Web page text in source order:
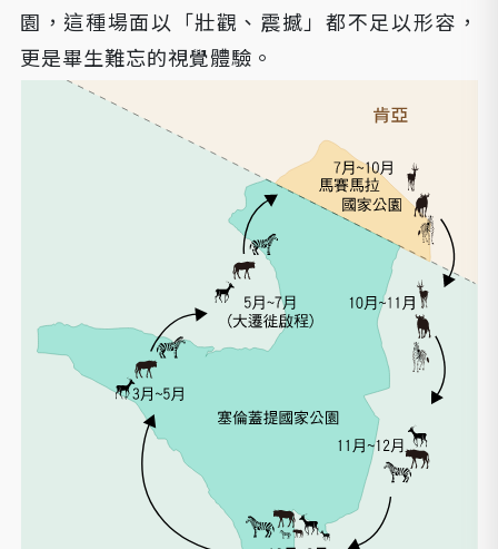
園，這種場面以「壯觀、震撼」都不足以形容，
更是畢生難忘的視覺體驗。